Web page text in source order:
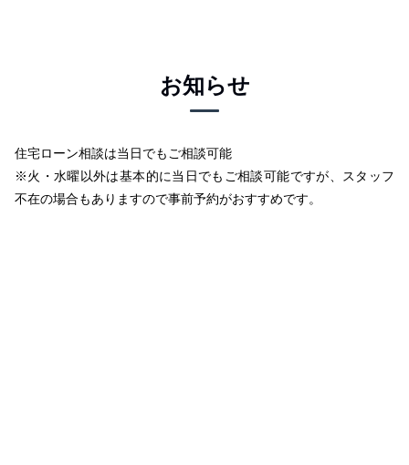
お知らせ
住宅ローン相談は当日でもご相談可能
※火・水曜以外は基本的に当日でもご相談可能ですが、スタッフ
不在の場合もありますので事前予約がおすすめです。